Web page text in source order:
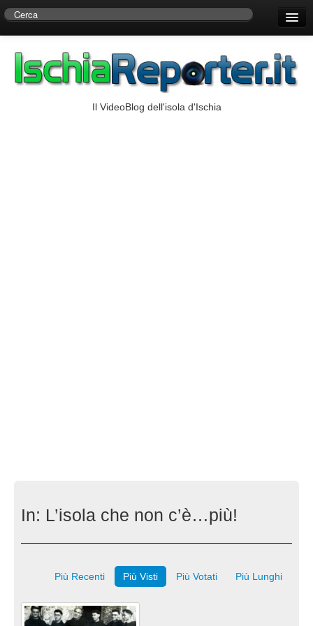
Centro di Ricerche Storiche D’Ambra
Il VideoBlog dell'isola d'Ischia
In: L’isola che non c’è…più!
Più Recenti Più Visti Più Votati Più Lunghi